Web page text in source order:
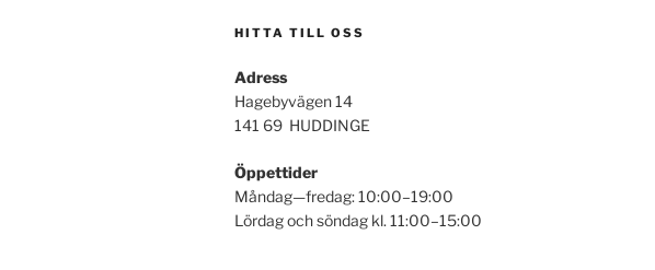
HITTA TILL OSS
Adress
Hagebyvägen 14
141 69 HUDDINGE
Öppettider
Måndag—fredag: 10:00–19:00
Lördag och söndag kl. 11:00–15:00